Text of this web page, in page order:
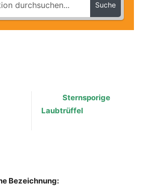
Suche
Sternsporige
Laubtrüffel
Bezeichnung: